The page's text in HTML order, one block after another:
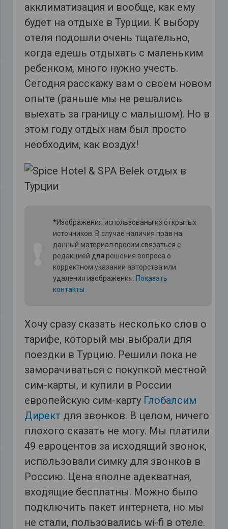
акклиматизация и вообще, как ему
будет на отдыхе в Турции. К выбору
отеля подошли очень тщательно,
когда едешь отдыхать с маленьким
ребенком, много нужно учесть.
Сегодня расскажу вам о своем новом
опыте (раньше мы не решались
выехать за границу с малышом). Но в
этом году отдых нам был просто
необходим, как воздух!
*Изображения использованы из открытых
источников. В случае наличия прав на
данный материал просим связаться с
редакцией для решения вопроса о
корректном указании авторства или
удаления изображения. Показать
контакты
Хочу сразу сказать несколько слов о
тарифе, который мы выбрали для
поездки в Турцию. Решили пока не
заморачиваться с покупкой местной
сим-карты, и купили в России
европейскую сим-карту Глобалсим
Директдля звонков. В целом, ничего
плохого сказать не могу. Мы платили
49 евроцентов за исходящий звонок,
использовали симку для звонков в
Россию. Цена вполне адекватная,
входящие бесплатны. Можно было
подключить пакет интернета, но мы
не стали, пользовались wi-fi в отеле.